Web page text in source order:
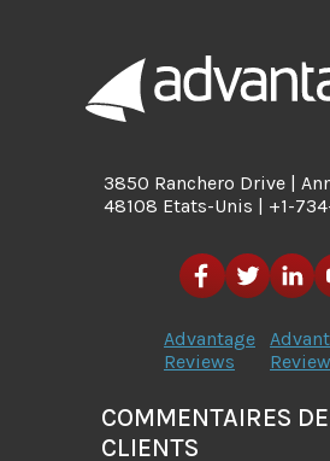
3850 Ranchero Drive |
48108 Etats-Unis | +1-
Advantage
Reviews
COMMENTAIRES
CLIENTS